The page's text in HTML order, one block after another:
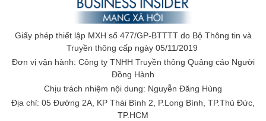
Giấy phép thiết lập MXH số 477/GP-BTTTT do Bộ Thông tin và
Truyền thông cấp ngày 05/11/2019
Đơn vị vận hành: Công ty TNHH Truyền thông Quảng cáo Người
Đồng Hành
Chịu trách nhiệm nội dung: Nguyễn Đăng Hùng
Địa chỉ: 05 Đường 2A, KP Thái Bình 2, P.Long Bình, TP.Thủ Đức,
TP.HCM